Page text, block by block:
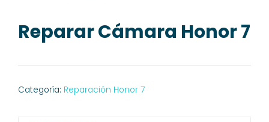
Reparar Cámara Honor 7
Categoría: Reparación Honor 7